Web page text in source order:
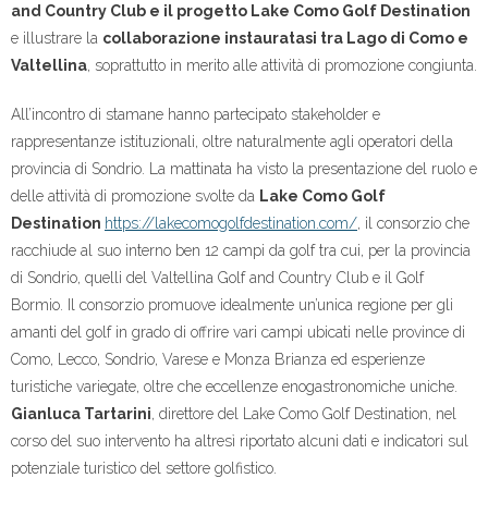
and Country Club e il progetto Lake Como Golf Destination
e illustrare la collaborazione instauratasi tra Lago di Como e
Valtellina , soprattutto in merito alle attività di promozione congiunta.
All’incontro di stamane hanno partecipato stakeholder e
rappresentanze istituzionali, oltre naturalmente agli operatori della
provincia di Sondrio. La mattinata ha visto la presentazione del ruolo e
delle attività di promozione svolte da Lake Como Golf
Destination https://lakecomogolfdestination.com/ , il consorzio che
racchiude al suo interno ben 12 campi da golf tra cui, per la provincia
di Sondrio, quelli del Valtellina Golf and Country Club e il Golf
Bormio. Il consorzio promuove idealmente un’unica regione per gli
amanti del golf in grado di offrire vari campi ubicati nelle province di
Como, Lecco, Sondrio, Varese e Monza Brianza ed esperienze
turistiche variegate, oltre che eccellenze enogastronomiche uniche.
Gianluca Tartarini , direttore del Lake Como Golf Destination, nel
corso del suo intervento ha altresì riportato alcuni dati e indicatori sul
potenziale turistico del settore golfistico.